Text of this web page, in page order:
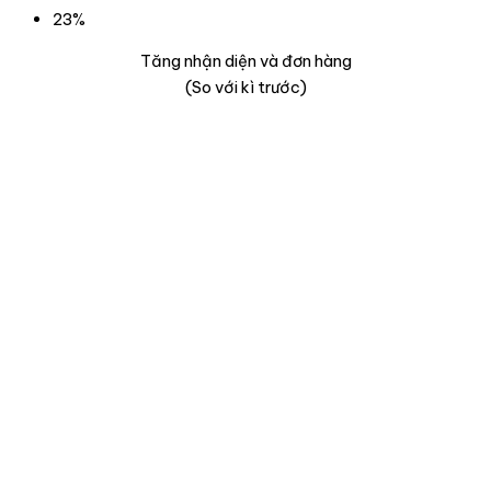
23%
Tăng nhận diện và đơn hàng
(So với kì trước)